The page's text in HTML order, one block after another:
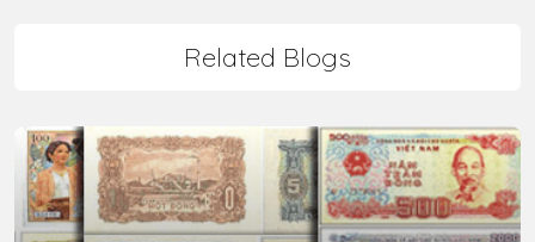
Related Blogs